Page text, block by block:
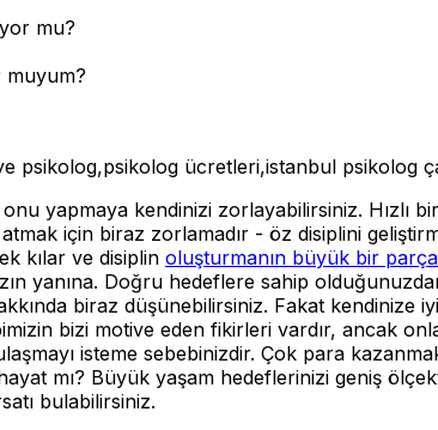
mu?
muyum?
psikolog,psikolog ücretleri,istanbul psikolog
yapmaya kendinizi zorlayabilirsiniz. Hızlı
için biraz zorlamadır - öz disiplini
kılar ve disiplin oluşturmanın büyük bir
yanına. Doğru hedeflere sahip
biraz düşünebilirsiniz. Fakat kendinize
bizi motive eden fikirleri vardır, ancak
isteme sebebinizdir. Çok para
mı? Büyük yaşam hedeflerinizi geniş
bulabilirsiniz.